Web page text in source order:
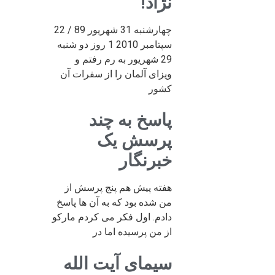
چهارشنبه 31 شهریور 89 / 22
سپتامبر 2010 1 روز دو شنبه
29 شهریور به رم رفتم و
ویزای آلمان را از سفرات آن
کشور
پاسخ به چند
پرسش یک
خبرنگار
هفته پیش هم پنج پرسش از
من شده بود که به آن ها پاسخ
دادم. اول فکر می کردم مارکو
از من پرسیده اما در
سیمای آیت الله